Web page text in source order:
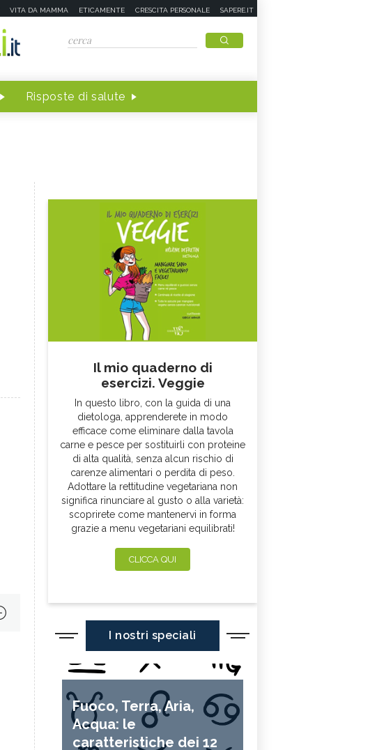
VITA DA MAMMA ETICAMENTE CRESCITA PERSONALE SAPERE.IT
Risposte di salute
Il mio quaderno di
esercizi. Veggie
In questo libro, con la guida di una
dietologa, apprenderete in modo
efficace come eliminare dalla tavola
carne e pesce per sostituirli con proteine
di alta qualità, senza alcun rischio di
carenze alimentari o perdita di peso.
Adottare la rettitudine vegetariana non
significa rinunciare al gusto o alla varietà:
scoprirete come mantenervi in forma
grazie a menu vegetariani equilibrati!
CLICCA QUI
I nostri speciali
Fuoco, Terra, Aria,
Acqua: le
caratteristiche dei 12